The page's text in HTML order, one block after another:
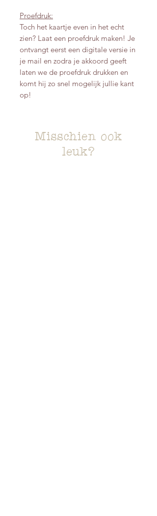
Proefdruk:
Toch het kaartje even in het echt
zien? Laat een proefdruk maken! Je
ontvangt eerst een digitale versie in
je mail en zodra je akkoord geeft
laten we de proefdruk drukken en
komt hij zo snel mogelijk jullie kant
op!
Misschien ook
leuk?